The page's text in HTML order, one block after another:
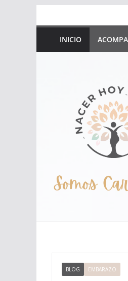
al
contenido
INICIO
BLOG EMBARAZO